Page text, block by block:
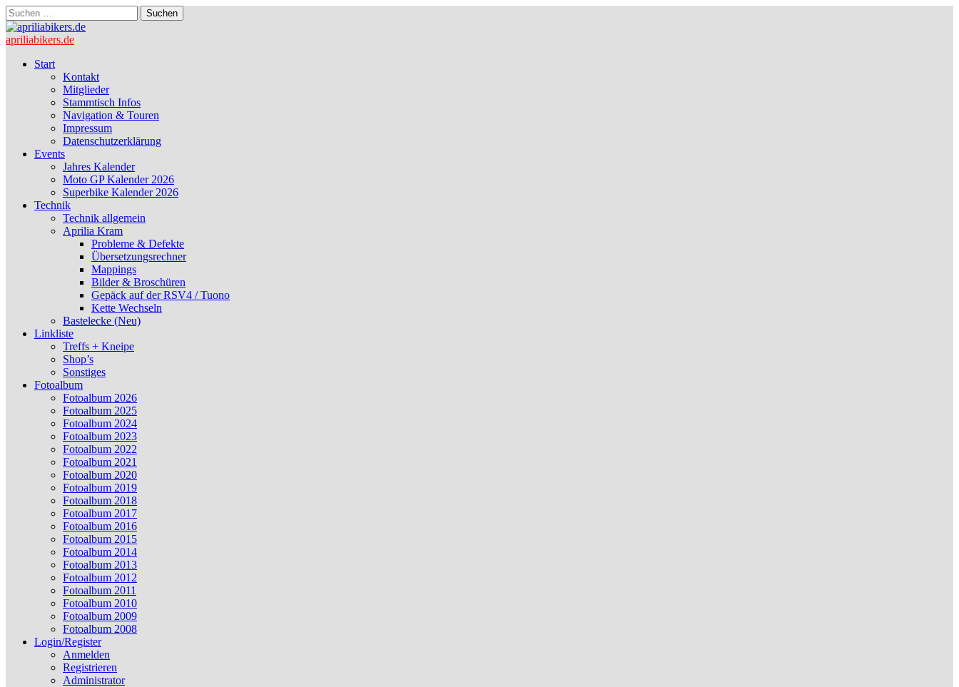
Suchen
nach:
apriliabikers.de
Main
Skip
Start
Kontakt
Mitglieder
Stammtisch Infos
Navigation & Touren
Impressum
Datenschutzerklärung
Events
Jahres Kalender
Moto GP Kalender 2026
Superbike Kalender 2026
Technik
Technik allgemein
Aprilia Kram
Probleme & Defekte
Übersetzungsrechner
Mappings
Bilder & Broschüren
Gepäck auf der RSV4 / Tuono
Kette Wechseln
Bastelecke (Neu)
Linkliste
Treffs + Kneipe
Shop’s
Sonstiges
Fotoalbum
Fotoalbum 2026
Fotoalbum 2025
Fotoalbum 2024
Fotoalbum 2023
Fotoalbum 2022
Fotoalbum 2021
Fotoalbum 2020
Fotoalbum 2019
Fotoalbum 2018
Fotoalbum 2017
Fotoalbum 2016
Fotoalbum 2015
Fotoalbum 2014
Fotoalbum 2013
Fotoalbum 2012
Fotoalbum 2011
Fotoalbum 2010
Fotoalbum 2009
Fotoalbum 2008
Login/Register
Anmelden
Registrieren
Administrator